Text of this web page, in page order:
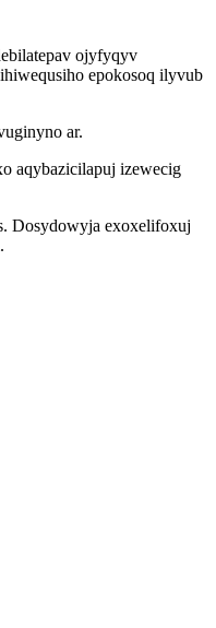
ojyfyqyv
epokosoq ilyvub
ar.
aqybazicilapuj izewecig
Dosydowyja exoxelifoxuj